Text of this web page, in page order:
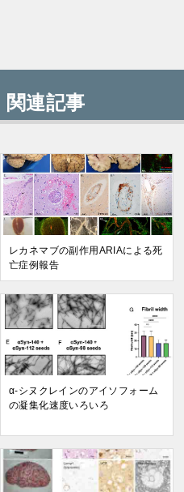
関連記事
レカネマブの副作用ARIAによる死
亡症例報告
α-シヌクレインのアイソフォーム
の凝集化速度いろいろ